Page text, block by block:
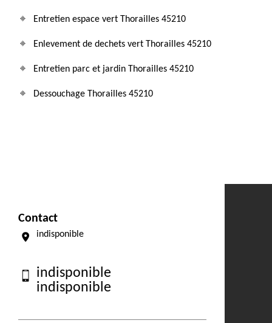
Entretien espace vert Thorailles 45210
Enlevement de dechets vert Thorailles 45210
Entretien parc et jardin Thorailles 45210
Dessouchage Thorailles 45210
Contact
indisponible
indisponible
indisponible